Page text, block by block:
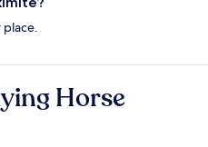
place.
Horse